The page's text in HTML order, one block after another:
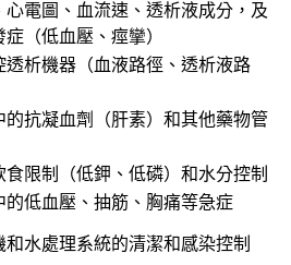
心電圖、血流速、透析液成分，及
（低血壓、痙攣）
透析機器（血液路徑、透析液路
的抗凝血劑（肝素）和其他藥物管
食限制（低鉀、低磷）和水分控制
的低血壓、抽筋、胸痛等急症
和水處理系統的清潔和感染控制